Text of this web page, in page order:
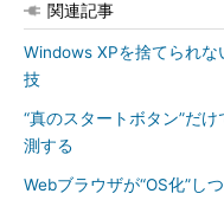
関連記事
Windows XPを捨てられな
技
“真のスタートボタン”だ
測する
Webブラウザが“OS化”しつ